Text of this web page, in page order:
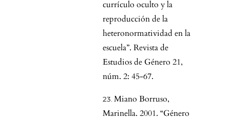
currículo oculto y la
reproducción de la
heteronormatividad en la
escuela”. Revista de
Estudios de Género 21,
núm. 2: 45-67.
Miano Borruso,
Marinella. 2001. “Género